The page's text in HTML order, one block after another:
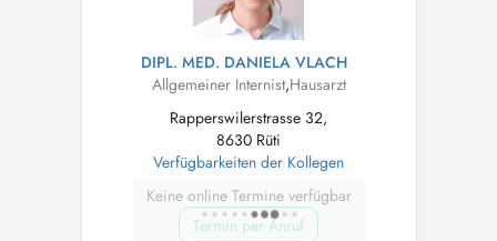
DIPL. MED. DANIELA VLACH
Allgemeiner Internist,Hausarzt
Rapperswilerstrasse 32,
8630 Rüti
Verfügbarkeiten der Kollegen
Keine online Termine verfügbar
Termin per Anruf